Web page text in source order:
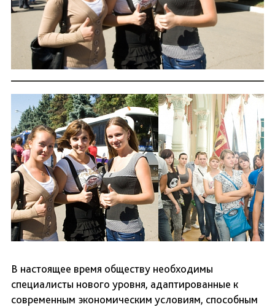
В настоящее время обществу необходимы
специалисты нового уровня, адаптированные к
современным экономическим условиям, способным